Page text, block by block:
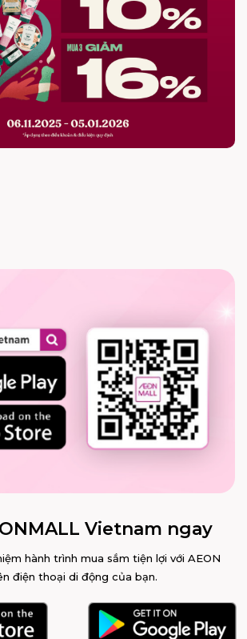
Vietnam ngay
hành trình mua sắm tiện lợi với AEON
điện thoại di động của bạn.